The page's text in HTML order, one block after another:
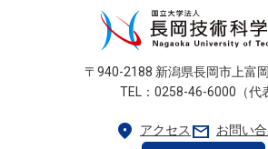
〒940-2188 新潟県長岡市上富
TEL：0258-46-6000（代
location_on アクセス mail お問い